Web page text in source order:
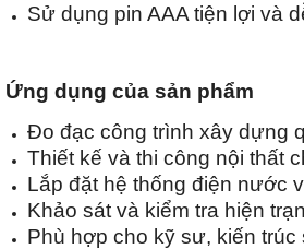
Sử dụng pin AAA tiện lợi và
Ứng dụng của sản phẩm
Đo đạc công trình xây dựng
Thiết kế và thi công nội thất
Lắp đặt hệ thống điện nước
Khảo sát và kiểm tra hiện
Phù hợp cho kỹ sư, kiến